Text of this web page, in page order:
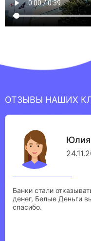
ОТЗЫВЫ НАШИХ
Юлия
Банки стали
денег, Белые Деньги
спасибо.